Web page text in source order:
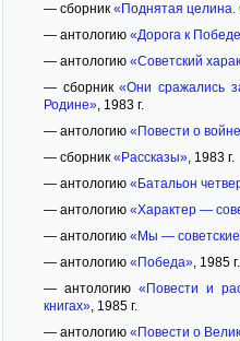
— сборник «Поднятая целина.
— антологию «Дорога к
— антологию «Советский
— сборник«Они сражались
Родине», 1983 г.
— антологию «Повести о
— сборник «Рассказы», 1983 г.
— антологию «Батальон
— антологию «Характер —
— антологию «Мы —
— антологию «Победа», 1985 г.
— антологию «Повести и
книгах», 1985 г.
— антологию «Повести о